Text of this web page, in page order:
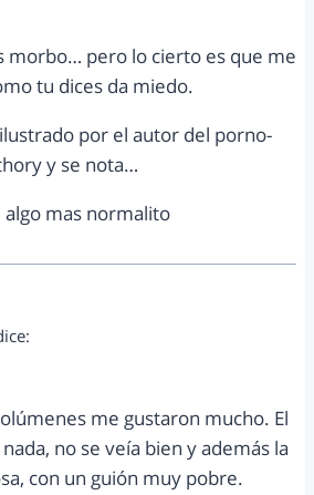
morbo… pero lo cierto es que me
tu dices da miedo.
por el autor del porno-
y se nota…
mas normalito
me gustaron mucho. El
no se veía bien y además la
con un guión muy pobre.